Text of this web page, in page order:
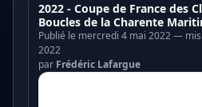
2022 - Coupe de France des
Boucles de la Charente
Publié le mercredi 4 mai 2022 —
2022
par Frédéric Lafargue